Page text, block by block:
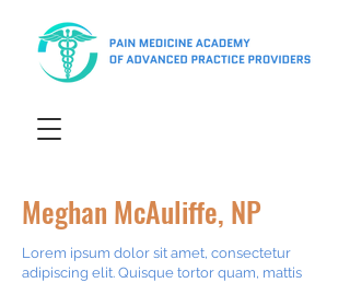
Meghan McAuliffe, NP
Lorem ipsum dolor sit amet, consectetur
adipiscing elit. Quisque tortor quam, mattis